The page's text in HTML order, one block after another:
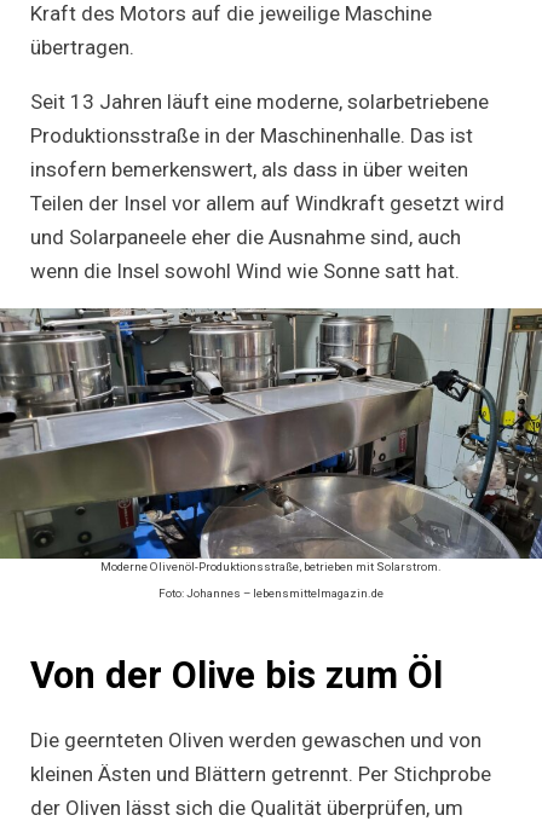
Kraft des Motors auf die jeweilige Maschine
übertragen.
Seit 13 Jahren läuft eine moderne, solarbetriebene
Produktionsstraße in der Maschinenhalle. Das ist
insofern bemerkenswert, als dass in über weiten
Teilen der Insel vor allem auf Windkraft gesetzt wird
und Solarpaneele eher die Ausnahme sind, auch
wenn die Insel sowohl Wind wie Sonne satt hat.
Moderne Olivenöl-Produktionsstraße, betrieben mit Solarstrom.
Foto: Johannes – lebensmittelmagazin.de
Von der Olive bis zum Öl
Die geernteten Oliven werden gewaschen und von
kleinen Ästen und Blättern getrennt. Per Stichprobe
der Oliven lässt sich die Qualität überprüfen, um